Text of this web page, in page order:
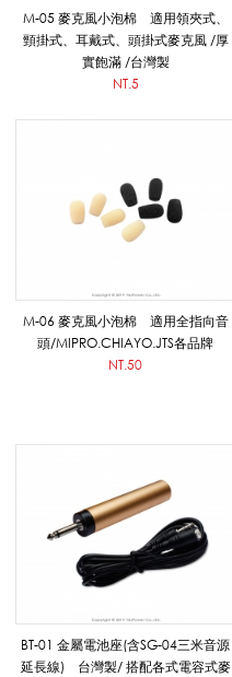
座
/
_
M-05 麥克風小泡棉 適用領夾式、
頸掛式、耳戴式、頭掛式麥克風 /厚
實飽滿 /台灣製
NT.5
M-06 麥克風小泡棉 適用全指向音
頭/MIPRO.CHIAYO.JTS各品牌
NT.50
BT-01 金屬電池座(含SG-04三米音源
延長線) 台灣製/ 搭配各式電容式麥